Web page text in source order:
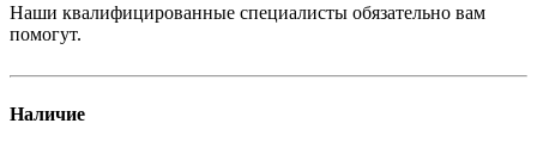
Наши квалифицированные специалисты обязательно вам
помогут.
Наличие